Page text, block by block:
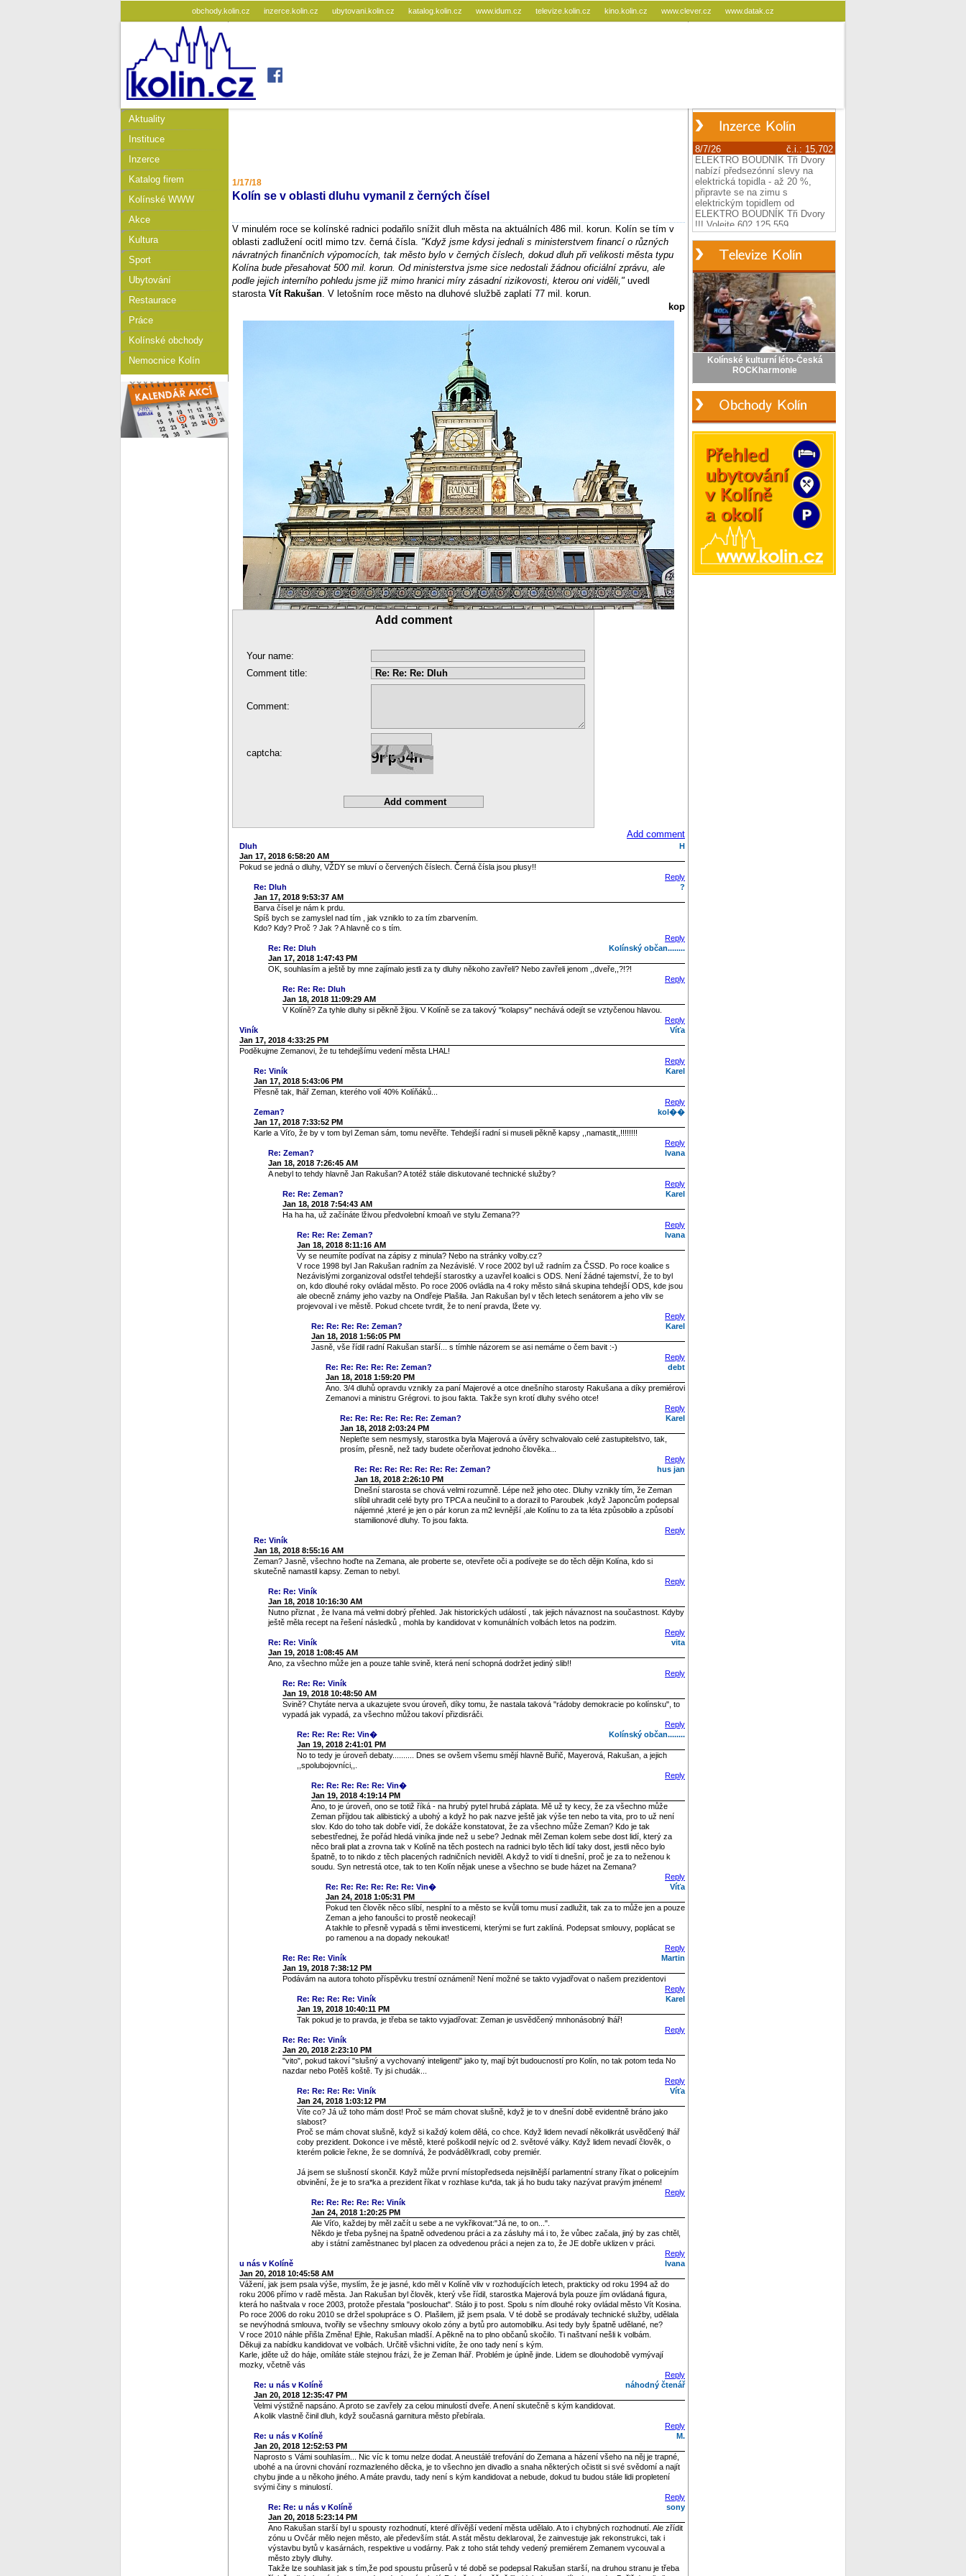
obchody.kolin.cz inzerce.kolin.cz ubytovani.kolin.cz katalog.kolin.cz www.idum.cz televize.kolin.cz kino.kolin.cz www.clever.cz www.datak.cz
Aktuality
Instituce
Inzerce
Katalog firem
Kolínské WWW
Akce
Kultura
Sport
Ubytování
Restaurace
Práce
Kolínské obchody
Nemocnice Kolín
1/17/18
Kolín se v oblasti dluhu vymanil z černých čísel
V minulém roce se kolínské radnici podařilo snížit dluh města na aktuálních 486 mil. korun. Kolín se tím v
oblasti zadlužení ocitl mimo tzv. černá čísla. "Když jsme kdysi jednali s ministerstvem financí o různých
návratných finančních výpomocích, tak město bylo v černých číslech, dokud dluh při velikosti města typu
Kolína bude přesahovat 500 mil. korun. Od ministerstva jsme sice nedostali žádnou oficiální zprávu, ale
podle jejich interního pohledu jsme již mimo hranici míry zásadní rizikovosti, kterou oni viděli," uvedl
starosta Vít Rakušan. V letošním roce město na dluhové službě zaplatí 77 mil. korun.
kop
Add comment
Your name:
Comment title:
Comment:
captcha:
Add comment
H
Dluh
Jan 17, 2018 6:58:20 AM
Pokud se jedná o dluhy, VŽDY se mluví o červených číslech. Černá čísla jsou plusy!!
Reply
?
Re: Dluh
Jan 17, 2018 9:53:37 AM
Barva čísel je nám k prdu.
Spíš bych se zamyslel nad tím , jak vzniklo to za tím zbarvením.
Kdo? Kdy? Proč ? Jak ? A hlavně co s tím.
Reply
Kolínský občan........
Re: Re: Dluh
Jan 17, 2018 1:47:43 PM
OK, souhlasím a ještě by mne zajímalo jestli za ty dluhy někoho zavřeli? Nebo zavřeli jenom ,,dveře,,?!?!
Reply
Re: Re: Re: Dluh
Jan 18, 2018 11:09:29 AM
V Kolíně? Za tyhle dluhy si pěkně žijou. V Kolíně se za takový "kolapsy" nechává odejít se vztyčenou hlavou.
Reply
Víťa
Viník
Jan 17, 2018 4:33:25 PM
Poděkujme Zemanovi, že tu tehdejšímu vedení města LHAL!
Reply
Karel
Re: Viník
Jan 17, 2018 5:43:06 PM
Přesně tak, lhář Zeman, kterého volí 40% Kolíňáků...
Reply
kol��
Zeman?
Jan 17, 2018 7:33:52 PM
Karle a Víťo, že by v tom byl Zeman sám, tomu nevěřte. Tehdejší radní si museli pěkně kapsy ,,namastit,,!!!!!!!!
Reply
Ivana
Re: Zeman?
Jan 18, 2018 7:26:45 AM
A nebyl to tehdy hlavně Jan Rakušan? A totéž stále diskutované technické služby?
Reply
Karel
Re: Re: Zeman?
Jan 18, 2018 7:54:43 AM
Ha ha ha, už začínáte lživou předvolební kmoaň ve stylu Zemana??
Reply
Ivana
Re: Re: Re: Zeman?
Jan 18, 2018 8:11:16 AM
Vy se neumíte podívat na zápisy z minula? Nebo na stránky volby.cz?
V roce 1998 byl Jan Rakušan radním za Nezávislé. V roce 2002 byl už radním za ČSSD. Po roce koalice s
Nezávislými zorganizoval odstřel tehdejší starostky a uzavřel koalici s ODS. Není žádné tajemství, že to byl
on, kdo dlouhé roky ovládal město. Po roce 2006 ovládla na 4 roky město silná skupina tehdejší ODS, kde jsou
ale obecně známy jeho vazby na Ondřeje Plašila. Jan Rakušan byl v těch letech senátorem a jeho vliv se
projevoval i ve městě. Pokud chcete tvrdit, že to není pravda, lžete vy.
Reply
Karel
Re: Re: Re: Re: Zeman?
Jan 18, 2018 1:56:05 PM
Jasně, vše řídil radní Rakušan starší... s tímhle názorem se asi nemáme o čem bavit :-)
Reply
debt
Re: Re: Re: Re: Re: Zeman?
Jan 18, 2018 1:59:20 PM
Ano. 3/4 dluhů opravdu vznikly za paní Majerové a otce dnešního starosty Rakušana a díky premiérovi
Zemanovi a ministru Grégrovi. to jsou fakta. Takže syn krotí dluhy svého otce!
Reply
Karel
Re: Re: Re: Re: Re: Re: Zeman?
Jan 18, 2018 2:03:24 PM
Nepleťte sem nesmysly, starostka byla Majerová a úvěry schvalovalo celé zastupitelstvo, tak,
prosím, přesně, než tady budete očerňovat jednoho člověka...
Reply
hus jan
Re: Re: Re: Re: Re: Re: Re: Zeman?
Jan 18, 2018 2:26:10 PM
Dnešní starosta se chová velmi rozumně. Lépe než jeho otec. Dluhy vznikly tím, že Zeman
slíbil uhradit celé byty pro TPCA a neučinil to a dorazil to Paroubek ,když Japoncům podepsal
nájemné ,které je jen o pár korun za m2 levnější ,ale Kolínu to za ta léta způsobilo a způsobí
stamilionové dluhy. To jsou fakta.
Reply
Re: Viník
Jan 18, 2018 8:55:16 AM
Zeman? Jasně, všechno hoďte na Zemana, ale proberte se, otevřete oči a podívejte se do těch dějin Kolína, kdo si
skutečně namastil kapsy. Zeman to nebyl.
Reply
Re: Re: Viník
Jan 18, 2018 10:16:30 AM
Nutno přiznat , že Ivana má velmi dobrý přehled. Jak historických událostí , tak jejich návaznost na součastnost. Kdyby
ještě měla recept na řešení následků , mohla by kandidovat v komunálních volbách letos na podzim.
Reply
vita
Re: Re: Viník
Jan 19, 2018 1:08:45 AM
Ano, za všechno může jen a pouze tahle svině, která není schopná dodržet jediný slib!!
Reply
Re: Re: Re: Viník
Jan 19, 2018 10:48:50 AM
Svině? Chytáte nerva a ukazujete svou úroveň, díky tomu, že nastala taková "rádoby demokracie po kolínsku", to
vypadá jak vypadá, za všechno můžou takoví přizdisráči.
Reply
Kolínský občan........
Re: Re: Re: Re: Vin�
Jan 19, 2018 2:41:01 PM
No to tedy je úroveň debaty.......... Dnes se ovšem všemu smějí hlavně Buřič, Mayerová, Rakušan, a jejich
,,spolubojovníci,,.
Reply
Re: Re: Re: Re: Re: Vin�
Jan 19, 2018 4:19:14 PM
Ano, to je úroveň, ono se totiž říká - na hrubý pytel hrubá záplata. Mě už ty kecy, že za všechno může
Zeman příjdou tak alibistický a ubohý a když ho pak nazve ještě jak výše ten nebo ta vita, pro to už není
slov. Kdo do toho tak dobře vidí, že dokáže konstatovat, že za všechno může Zeman? Kdo je tak
sebestřednej, že pořád hledá viníka jinde než u sebe? Jednak měl Zeman kolem sebe dost lidí, který za
něco brali plat a zrovna tak v Kolíně na těch postech na radnici bylo těch lidí taky dost, jestli něco bylo
špatně, to to nikdo z těch placených radničních neviděl. A když to vidí ti dnešní, proč je za to neženou k
soudu. Syn netrestá otce, tak to ten Kolín nějak unese a všechno se bude házet na Zemana?
Reply
Víťa
Re: Re: Re: Re: Re: Re: Vin�
Jan 24, 2018 1:05:31 PM
Pokud ten člověk něco slíbí, nesplní to a město se kvůli tomu musí zadlužit, tak za to může jen a pouze
Zeman a jeho fanoušci to prostě neokecají!
A takhle to přesně vypadá s těmi investicemi, kterými se furt zaklíná. Podepsat smlouvy, poplácat se
po ramenou a na dopady nekoukat!
Reply
Martin
Re: Re: Re: Viník
Jan 19, 2018 7:38:12 PM
Podávám na autora tohoto příspěvku trestní oznámení! Není možné se takto vyjadřovat o našem prezidentovi
Reply
Karel
Re: Re: Re: Re: Viník
Jan 19, 2018 10:40:11 PM
Tak pokud je to pravda, je třeba se takto vyjadřovat: Zeman je usvědčený mnhonásobný lhář!
Reply
Re: Re: Re: Viník
Jan 20, 2018 2:23:10 PM
"vito", pokud takoví "slušný a vychovaný inteligenti" jako ty, mají být budoucností pro Kolín, no tak potom teda No
nazdar nebo Potěš koště. Ty jsi chudák...
Reply
Víťa
Re: Re: Re: Re: Viník
Jan 24, 2018 1:03:12 PM
Víte co? Já už toho mám dost! Proč se mám chovat slušně, když je to v dnešní době evidentně bráno jako
slabost?
Proč se mám chovat slušně, když si každý kolem dělá, co chce. Když lidem nevadí několikrát usvědčený lhář
coby prezident. Dokonce i ve městě, které poškodil nejvíc od 2. světové války. Když lidem nevadí člověk, o
kterém policie řekne, že se domnívá, že podváděl/kradl, coby premiér.
Já jsem se slušností skončil. Když může první místopředseda nejsilnější parlamentní strany říkat o policejním
obvinění, že je to sra*ka a prezident říkat v rozhlase ku*da, tak já ho budu taky nazývat pravým jménem!
Reply
Re: Re: Re: Re: Re: Viník
Jan 24, 2018 1:20:25 PM
Ale Víťo, každej by měl začít u sebe a ne vykřikovat:"Já ne, to on...".
Někdo je třeba pyšnej na špatně odvedenou práci a za zásluhy má i to, že vůbec začala, jiný by zas chtěl,
aby i státní zaměstnanec byl placen za odvedenou práci a nejen za to, že JE dobře uklizen v práci.
Reply
Ivana
u nás v Kolíně
Jan 20, 2018 10:45:58 AM
Vážení, jak jsem psala výše, myslím, že je jasné, kdo měl v Kolíně vliv v rozhodujících letech, prakticky od roku 1994 až do
roku 2006 přímo v radě města. Jan Rakušan byl člověk, který vše řídil, starostka Majerová byla pouze jím ovládaná figura,
která ho naštvala v roce 2003, protože přestala "poslouchat". Stálo ji to post. Spolu s ním dlouhé roky ovládal město Vít Kosina.
Po roce 2006 do roku 2010 se držel spolupráce s O. Plašilem, již jsem psala. V té době se prodávaly technické služby, udělala
se nevýhodná smlouva, tvořily se všechny smlouvy okolo zóny a bytů pro automobilku. Asi tedy byly špatně udělané, ne?
V roce 2010 náhle přišla Změna! Ejhle, Rakušan mladší. A pěkně na to plno občanů skočilo. Ti naštvaní nešli k volbám.
Děkuji za nabídku kandidovat ve volbách. Určitě všichni vidíte, že ono tady není s kým.
Karle, jděte už do háje, omíláte stále stejnou frázi, že je Zeman lhář. Problém je úplně jinde. Lidem se dlouhodobě vymývají
mozky, včetně vás
Reply
náhodný čtenář
Re: u nás v Kolíně
Jan 20, 2018 12:35:47 PM
Velmi výstižně napsáno. A proto se zavřely za celou minulostí dveře. A není skutečně s kým kandidovat.
A kolik vlastně činil dluh, když současná garnitura město přebírala.
Reply
M.
Re: u nás v Kolíně
Jan 20, 2018 12:52:53 PM
Naprosto s Vámi souhlasím... Nic víc k tomu nelze dodat. A neustálé trefování do Zemana a házení všeho na něj je trapné,
ubohé a na úrovni chování rozmazleného děcka, je to všechno jen divadlo a snaha některých očistit si své svědomí a najít
chybu jinde a u někoho jiného. A máte pravdu, tady není s kým kandidovat a nebude, dokud tu budou stále lidi propletení
svými činy s minulostí.
Reply
sony
Re: Re: u nás v Kolíně
Jan 20, 2018 5:23:14 PM
Ano Rakušan starší byl u spousty rozhodnutí, které dřívější vedení města udělalo. A to i chybných rozhodnutí. Ale zřídit
zónu u Ovčár mělo nejen město, ale především stát. A stát městu deklaroval, že zainvestuje jak rekonstrukci, tak i
výstavbu bytů v kasárnách, respektive u vodárny. Pak z toho stát tehdy vedený premiérem Zemanem vycouval a
město zbyly dluhy.
Takže lze souhlasit jak s tím,že pod spoustu průserů v té době se podepsal Rakušan starší, na druhou stranu je třeba